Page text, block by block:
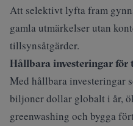
Att selektivt lyfta fram
gamla utmärkelser utan
tillsynsåtgärder.
Hållbara investeringar
Med hållbara investeringar
biljoner dollar globalt i år,
greenwashing och bygga